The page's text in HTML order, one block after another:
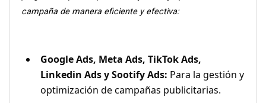
campaña de manera eficiente y efectiva:
Google Ads, Meta Ads, TikTok Ads,
Linkedin Ads y Sootify Ads: Para la gestión y
optimización de campañas publicitarias.